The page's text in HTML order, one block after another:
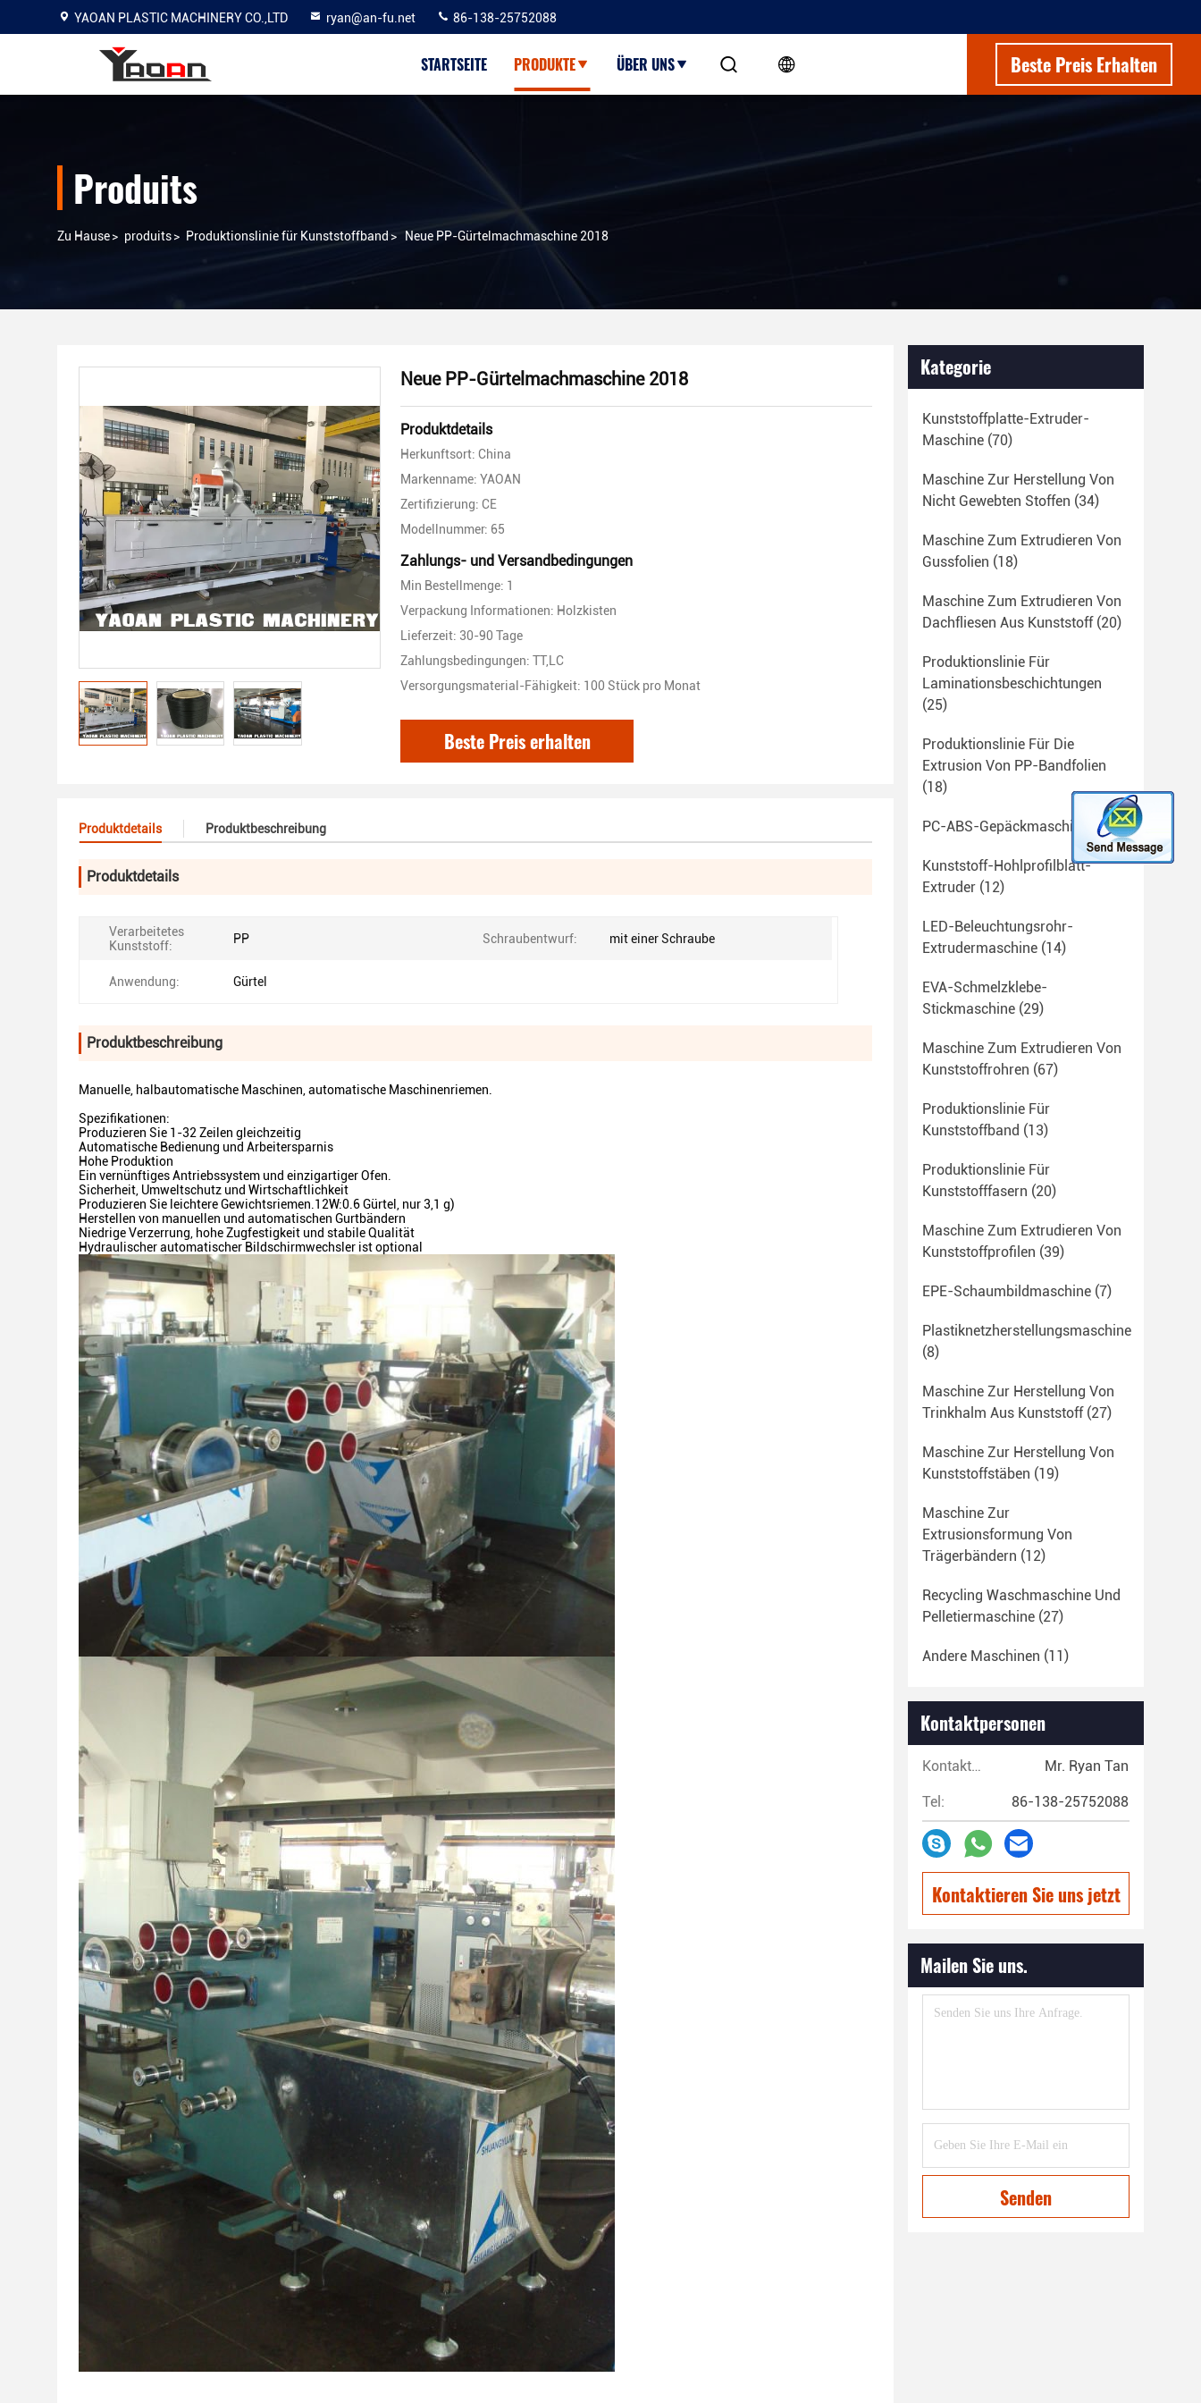
YAOAN PLASTIC MACHINERY CO.,LTD ryan@an-fu.net 86-138-25752088
STARTSEITE PRODUKTE ÜBER UNS Beste Preis Erhalten
Produits
Zu Hause> produits> Produktionslinie für Kunststoffband > Neue PP-Gürtelmachmaschine 2018
Neue PP-Gürtelmachmaschine 2018
Produktdetails
Herkunftsort: China
Markenname: YAOAN
Zertifizierung: CE
Modellnummer: 65
Zahlungs- und Versandbedingungen
Min Bestellmenge: 1
Verpackung Informationen: Holzkisten
Lieferzeit: 30-90 Tage
Zahlungsbedingungen: TT,LC
Versorgungsmaterial-Fähigkeit: 100 Stück pro Monat
Beste Preis erhalten
Produktdetails Produktbeschreibung
Produktdetails
Verarbeitetes
Kunststoff:
PP Schraubentwurf: mit einer Schraube
Anwendung: Gürtel
Produktbeschreibung
Manuelle, halbautomatische Maschinen, automatische Maschinenriemen.
Spezifikationen:
Produzieren Sie 1-32 Zeilen gleichzeitig
Automatische Bedienung und Arbeitersparnis
Hohe Produktion
Ein vernünftiges Antriebssystem und einzigartiger Ofen.
Sicherheit, Umweltschutz und Wirtschaftlichkeit
Produzieren Sie leichtere Gewichtsriemen.12W:0.6 Gürtel, nur 3,1 g)
Herstellen von manuellen und automatischen Gurtbändern
Niedrige Verzerrung, hohe Zugfestigkeit und stabile Qualität
Hydraulischer automatischer Bildschirmwechsler ist optional
Kategorie
Kunststoffplatte-Extruder-
Maschine (70)
Maschine Zur Herstellung Von
Nicht Gewebten Stoffen (34)
Maschine Zum Extrudieren Von
Gussfolien (18)
Maschine Zum Extrudieren Von
Dachfliesen Aus Kunststoff(20)
Produktionslinie Für
Laminationsbeschichtungen
(25)
Produktionslinie Für Die
Extrusion Von PP-Bandfolien
(18)
PC-ABS-Gepäckmaschine (23)
Kunststoff-Hohlprofilblatt-
Extruder (12)
LED-Beleuchtungsrohr-
Extrudermaschine (14)
EVA-Schmelzklebe-
Stickmaschine (29)
Maschine Zum Extrudieren Von
Kunststoffrohren (67)
Produktionslinie Für
Kunststoffband (13)
Produktionslinie Für
Kunststofffasern (20)
Maschine Zum Extrudieren Von
Kunststoffprofilen (39)
EPE-Schaumbildmaschine (7)
Plastiknetzherstellungsmaschine
(8)
Maschine Zur Herstellung Von
Trinkhalm Aus Kunststoff(27)
Maschine Zur Herstellung Von
Kunststoffstäben (19)
Maschine Zur
Extrusionsformung Von
Trägerbändern (12)
Recycling Waschmaschine Und
Pelletiermaschine (27)
Andere Maschinen (11)
Kontaktpersonen
Kontaktpersonen: Mr. Ryan Tan
Tel: 86-138-25752088
Kontaktieren Sie uns jetzt
Mailen Sie uns.
Senden